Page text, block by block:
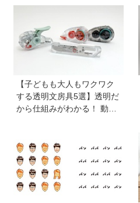
学びと笑顔あふれる大盛況
【子どもも大人もワクワク
する透明文房具5選】透明だ
から仕組みがわかる！ 動か